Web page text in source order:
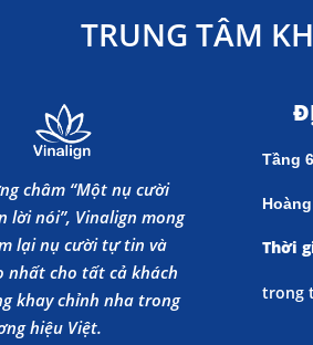
TRUNG TÂM
châm “Một nụ cười
lời nói”, Vinalign mong
lại nụ cười tự tin và
nhất cho tất cả khách
khay chỉnh nha trong
hiệu Việt.
Tầng
Thời
trong